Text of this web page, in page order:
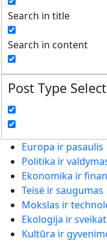
Search in title
Search in content
Post Type
Europa ir pasaulis
Politika ir
Ekonomika ir
Teisė ir saugumas
Mokslas ir
Ekologija ir
Kultūra ir